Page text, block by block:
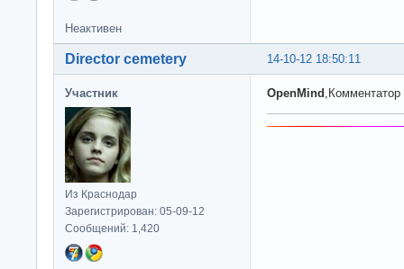
Неактивен
14-10-12 18:50:11
Director cemetery
Участник
Из Краснодар
Зарегистрирован: 05-09-12
Сообщений: 1,420
OpenMind